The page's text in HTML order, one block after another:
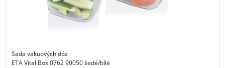
Sada vakuových dóz
ETA Vital Box 0762 90050 šedé/bílé